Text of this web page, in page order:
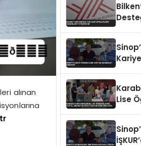
alınan
Lise